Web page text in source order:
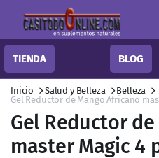
TIENDA BLOG
Inicio Salud y Belleza
Belleza
Gel Reductor de Mango Africano
Gel Reductor
master Magic 4